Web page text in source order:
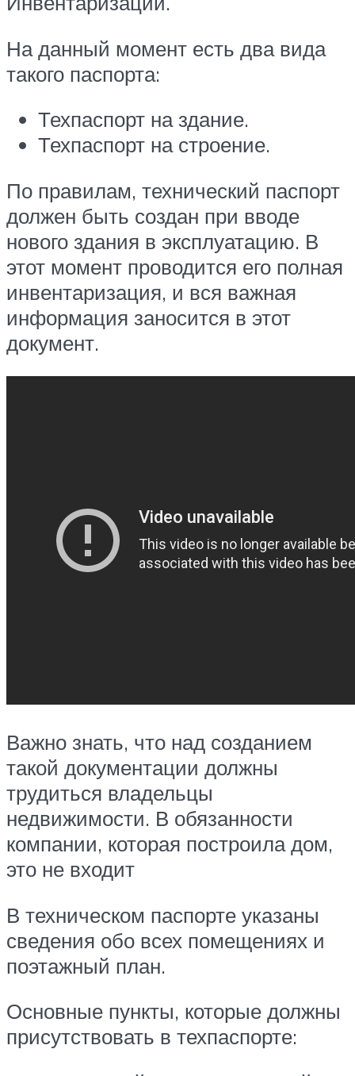
На данный момент есть два вида
такого паспорта:
Техпаспорт на здание.
Техпаспорт на строение.
По правилам, технический паспорт
должен быть создан при вводе
нового здания в эксплуатацию. В
этот момент проводится его полная
инвентаризация, и вся важная
информация заносится в этот
документ.
Важно знать, что над созданием
такой документации должны
трудиться владельцы
недвижимости. В обязанности
компании, которая построила дом,
это не входит
В техническом паспорте указаны
сведения обо всех помещениях и
поэтажный план.
Основные пункты, которые должны
присутствовать в техпаспорте: